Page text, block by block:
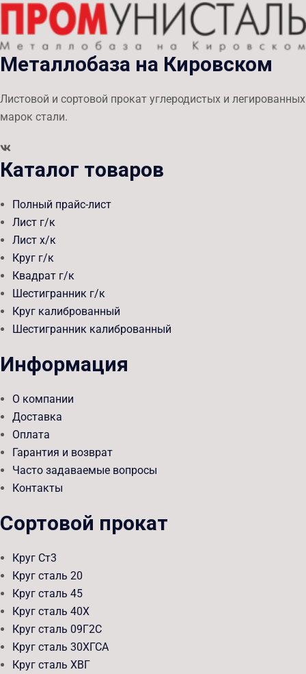
Металлобаза на Кировском
Листовой и сортовой прокат углеродистых и легированных
марок стали.
Каталог товаров
Полный прайс-лист
Лист г/к
Лист х/к
Круг г/к
Квадрат г/к
Шестигранник г/к
Круг калиброванный
Шестигранник калиброванный
Информация
О компании
Доставка
Оплата
Гарантия и возврат
Часто задаваемые вопросы
Контакты
Сортовой прокат
Круг Ст3
Круг сталь 20
Круг сталь 45
Круг сталь 40Х
Круг сталь 09Г2С
Круг сталь 30ХГСА
Круг сталь ХВГ